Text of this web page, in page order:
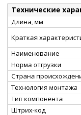
Технические
Длина, мм
Краткая
Наименование
Норма отгрузки
Страна
Технология монтажа
Тип компонента
Штрих-код